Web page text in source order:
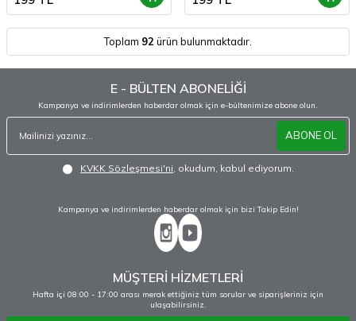
Toplam 92 ürün bulunmaktadır.
E - BÜLTEN ABONELİĞİ
Kampanya ve indirimlerden haberdar olmak için e-bültenimize abone olun.
ABONE OL
KVKK Sözleşmesi'ni , okudum, kabul ediyorum.
Kampanya ve indirimlerden haberdar olmak için bizi Takip Edin!
MÜŞTERİ HİZMETLERİ
Hafta içi 08:00 - 17:00 arası merak ettiğiniz tüm sorular ve siparişleriniz için
ulaşabilirsiniz.